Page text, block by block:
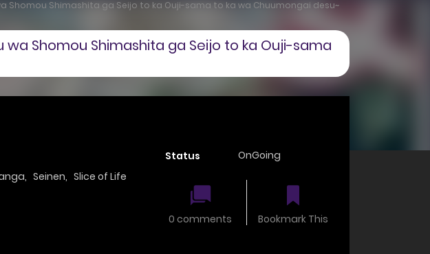
Shomou Shimashita ga Seijo to ka Ouji-sama to ka wa Chuumongai desu~
Shomou Shimashita ga Seijo to ka Ouji-sama
, Seinen, Slice of Life
Status OnGoing
0 comments
Bookmark This